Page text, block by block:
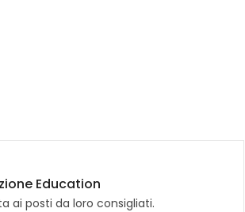
Education
ai posti da loro consigliati.